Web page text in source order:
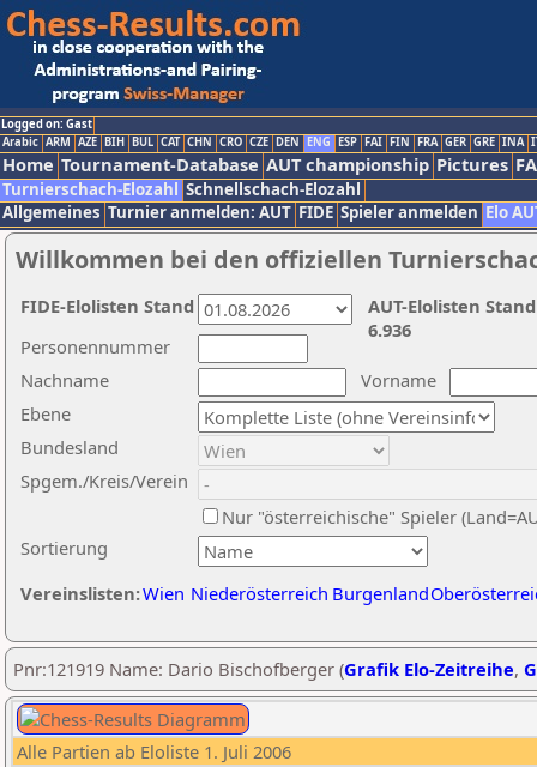
Logged on: Gast
Arabic ARM AZE BIH BUL CAT CHN CRO CZE DEN ENG ESP FAI FIN FRA GER GRE INA
Home Tournament-Database AUT championship Pictures
Turnierschach-Elozahl Schnellschach-Elozahl
Allgemeines Turnier anmelden: AUT FIDE Spieler anmelden Elo
Willkommen bei den offiziellen
Nachname
Vorname
Ebene
Sortierung
Personennummer
Bundesland
Spgem./Kreis/Verein
Nur "österreichische" Spieler
Vereinslisten:Wien Niederösterreich Burgenland
AUT-Elolisten
6.936
FIDE-Elolisten Stand
Pnr:121919 Name: Dario Bischofberger (Grafik Elo-Zeitreihe,
Alle Partien ab Eloliste 1. Juli 2006